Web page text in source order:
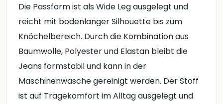
Die Passform ist als Wide Leg ausgelegt und
reicht mit bodenlanger Silhouette bis zum
Knöchelbereich. Durch die Kombination aus
Baumwolle, Polyester und Elastan bleibt die
Jeans formstabil und kann in der
Maschinenwäsche gereinigt werden. Der Stoff
ist auf Tragekomfort im Alltag ausgelegt und